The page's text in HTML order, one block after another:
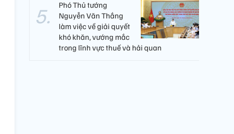
Phó Thủ tướng
Nguyễn Văn Thắng
làm việc về giải quyết
khó khăn, vướng mắc
trong lĩnh vực thuế và hải quan